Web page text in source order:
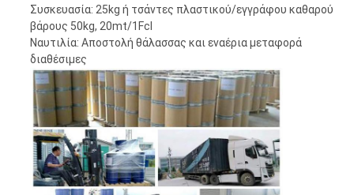
Συσκευασία: 25kg ή τσάντες πλαστικού/εγγράφου καθαρού
βάρους 50kg, 20mt/1Fcl
Ναυτιλία: Αποστολή θάλασσας και εναέρια μεταφορά
διαθέσιμες